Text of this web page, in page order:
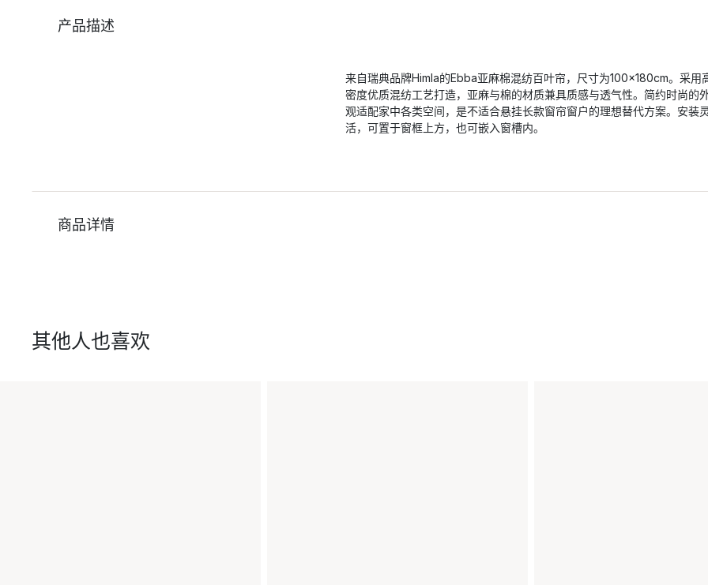
产品描述
来自瑞典品牌Himla的Ebba亚麻棉混纺百叶帘，尺寸为100×180cm。采用
密度优质混纺工艺打造，亚麻与棉的材质兼具质感与透气性。简约时尚的
观适配家中各类空间，是不适合悬挂长款窗帘窗户的理想替代方案。安装灵
活，可置于窗框上方，也可嵌入窗槽内。
商品详情
其他人也喜欢